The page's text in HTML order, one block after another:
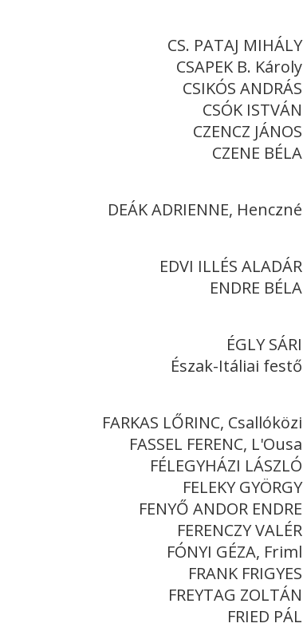
CS. PATAJ MIHÁLY
CSAPEK B. Károly
CSIKÓS ANDRÁS
CSÓK ISTVÁN
CZENCZ JÁNOS
CZENE BÉLA
DEÁK ADRIENNE, Henczné
EDVI ILLÉS ALADÁR
ENDRE BÉLA
ÉGLY SÁRI
Észak-Itáliai festő
FARKAS LŐRINC, Csallóközi
FASSEL FERENC, L'Ousa
FÉLEGYHÁZI LÁSZLÓ
FELEKY GYÖRGY
FENYŐ ANDOR ENDRE
FERENCZY VALÉR
FÓNYI GÉZA, Friml
FRANK FRIGYES
FREYTAG ZOLTÁN
FRIED PÁL